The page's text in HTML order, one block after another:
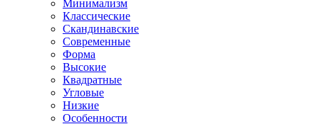
Минимализм
Классические
Скандинавские
Современные
Форма
Высокие
Квадратные
Угловые
Низкие
Особенности